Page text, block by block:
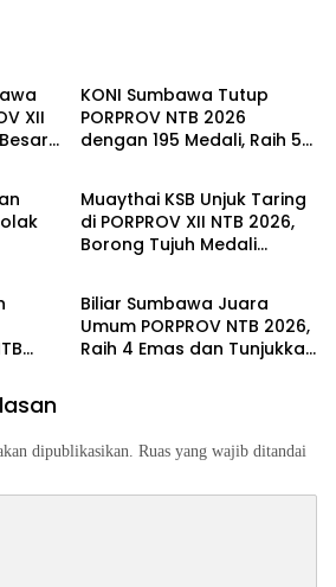
XII
KONI Sumbawa Tutup
PORPROV NTB 2026
dengan 195 Medali, Raih 54
Olahraga
Muaythai KSB Unjuk Taring
di PORPROV XII NTB 2026,
Borong Tujuh Medali
Olahraga
Biliar Sumbawa Juara
Umum PORPROV NTB 2026,
Raih 4 Emas dan Tunjukkan
dipublikasikan. Ruas yang wajib ditandai